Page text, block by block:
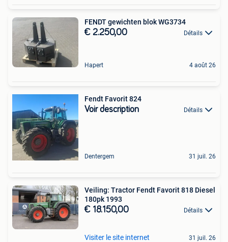
FENDT gewichten blok WG3734
€ 2.250,00 Détails
Hapert 4 août 26
Fendt Favorit 824
Voir description Détails
Dentergem 31 juil. 26
Veiling: Tractor Fendt Favorit 818 Diesel
180pk 1993
€ 18.150,00 Détails
Visiter le site internet 31 juil. 26